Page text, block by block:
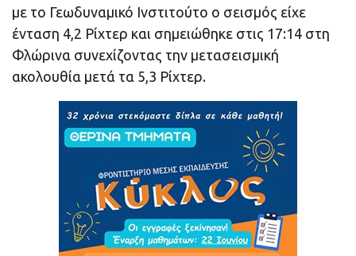
με το Γεωδυναμικό Ινστιτούτο ο σεισμός είχε
ένταση 4,2 Ρίχτερ και σημειώθηκε στις 17:14 στη
Φλώρινα συνεχίζοντας την μετασεισμική
ακολουθία μετά τα 5,3 Ρίχτερ.